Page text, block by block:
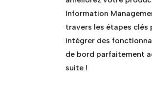
Information
travers les étapes clés
intégrer des
de bord parfaitement
suite !